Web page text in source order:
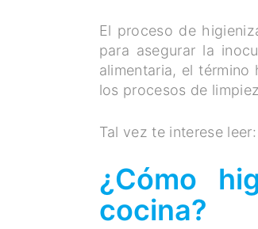
El proceso de
para asegurar la
alimentaria, el
los procesos de
Tal vez te interese leer:
¿Cómo
cocina?